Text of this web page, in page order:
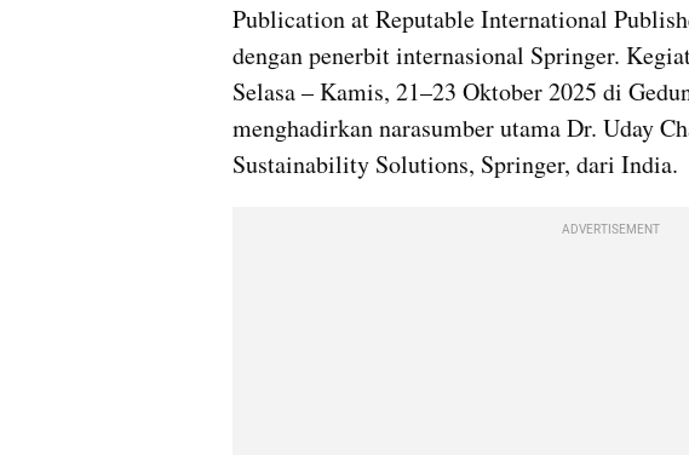
Publication at Reputable International
dengan penerbit internasional Springer.
Selasa – Kamis, 21–23 Oktober 2025 di
menghadirkan narasumber utama Dr. Uday
Sustainability Solutions, Springer, dari India.
ADVERTISEMENT